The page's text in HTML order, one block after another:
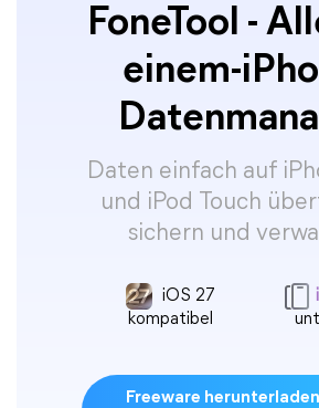
FoneTool -
einem-
Daten einfach auf
und iPod Touch
sichern und
iOS 27
kompatibel
Freeware herunterladen